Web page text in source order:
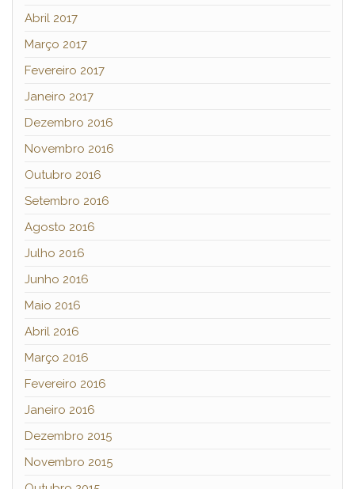
Abril 2017
Março 2017
Fevereiro 2017
Janeiro 2017
Dezembro 2016
Novembro 2016
Outubro 2016
Setembro 2016
Agosto 2016
Julho 2016
Junho 2016
Maio 2016
Abril 2016
Março 2016
Fevereiro 2016
Janeiro 2016
Dezembro 2015
Novembro 2015